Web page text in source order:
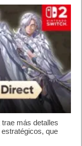
más detalles
que